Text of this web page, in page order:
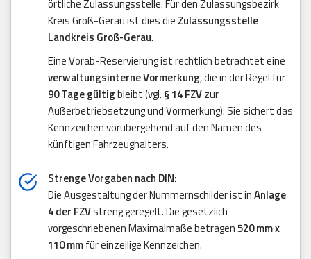
örtliche Zulassungsstelle. Für den Zulassungsbezirk
Kreis Groß-Gerau ist dies die Zulassungsstelle
Landkreis Groß-Gerau.
Eine Vorab-Reservierung ist rechtlich betrachtet eine
verwaltungsinterne Vormerkung, die in der Regel für
90 Tage gültigbleibt (vgl. § 14 FZVzur
Außerbetriebsetzung und Vormerkung). Sie sichert das
Kennzeichen vorübergehend auf den Namen des
künftigen Fahrzeughalters.
Strenge Vorgaben nach DIN:
Die Ausgestaltung der Nummernschilder ist inAnlage
4 der FZVstreng geregelt. Die gesetzlich
vorgeschriebenen Maximalmaße betragen520 mm x
110 mmfür einzeilige Kennzeichen.